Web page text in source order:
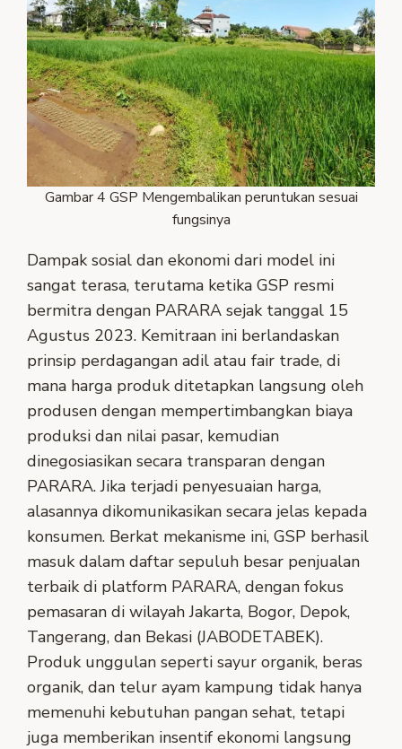
Gambar 4 GSP Mengembalikan peruntukan sesuai
fungsinya
Dampak sosial dan ekonomi dari model ini
sangat terasa, terutama ketika GSP resmi
bermitra dengan PARARA sejak tanggal 15
Agustus 2023. Kemitraan ini berlandaskan
prinsip perdagangan adil atau fair trade, di
mana harga produk ditetapkan langsung oleh
produsen dengan mempertimbangkan biaya
produksi dan nilai pasar, kemudian
dinegosiasikan secara transparan dengan
PARARA. Jika terjadi penyesuaian harga,
alasannya dikomunikasikan secara jelas kepada
konsumen. Berkat mekanisme ini, GSP berhasil
masuk dalam daftar sepuluh besar penjualan
terbaik di platform PARARA, dengan fokus
pemasaran di wilayah Jakarta, Bogor, Depok,
Tangerang, dan Bekasi (JABODETABEK).
Produk unggulan seperti sayur organik, beras
organik, dan telur ayam kampung tidak hanya
memenuhi kebutuhan pangan sehat, tetapi
juga memberikan insentif ekonomi langsung